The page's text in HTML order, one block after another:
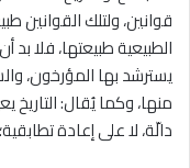
قوانين، ولتلك القوانين
الطبيعية طبيعتها، فلا
يسترشد بها المؤرخون،
منها، وكما يُقال:
دالّة، لا على إعادة